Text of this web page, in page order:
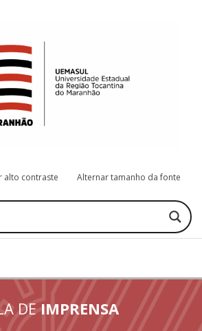
alto contraste Alternar tamanho da fonte
DEIMPRENSA